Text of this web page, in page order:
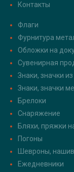
Контакты
Флаги
Фурнитура
Обложки на
Сувенирная
Знаки, значки
Знаки, значки
Брелоки
Снаряжение
Бляхи, пряжки
Погоны
Шевроны,
Ежедневники